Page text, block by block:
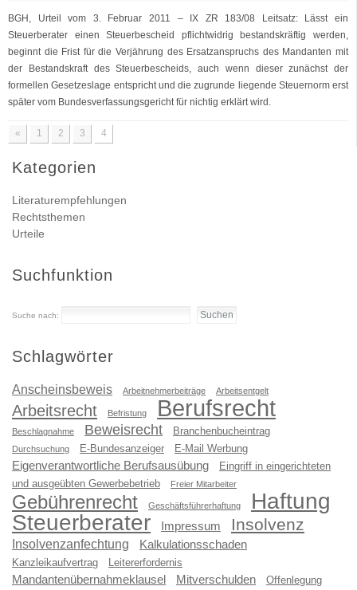
BGH, Urteil vom 3. Februar 2011 – IX ZR 183/08 Leitsatz: Lässt ein
Steuerberater einen Steuerbescheid pflichtwidrig bestandskräftig werden,
beginnt die Frist für die Verjährung des Ersatzanspruchs des Mandanten mit
der Bestandskraft des Steuerbescheids, auch wenn dieser zunächst der
formellen Gesetzeslage entspricht und die zugrunde liegende Steuernorm erst
später vom Bundesverfassungsgericht für nichtig erklärt wird.
« 1 2 3 4
Kategorien
Literaturempfehlungen
Rechtsthemen
Urteile
Suchfunktion
Suche nach:
Schlagwörter
Anscheinsbeweis Arbeitnehmerbeiträge Arbeitsentgelt
Arbeitsrecht Befristung Berufsrecht
Beschlagnahme Beweisrecht Branchenbucheintrag
Durchsuchung E-Bundesanzeiger E-Mail Werbung
Eigenverantwortliche Berufsausübung
Eingriff in eingerichteten
und ausgeübten Gewerbebetrieb
Freier Mitarbeiter
Gebührenrecht Geschäftsführerhaftung
Haftung
Steuerberater
Impressum Insolvenz
Insolvenzanfechtung Kalkulationsschaden
Kanzleikaufvertrag Leitererfordernis
Mandantenübernahmeklausel Mitverschulden
Offenlegung